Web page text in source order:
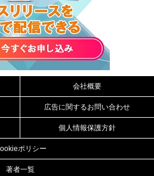
会社概要
広告に関するお問い合わせ
個人情報保護方針
ポリシー
著者一覧